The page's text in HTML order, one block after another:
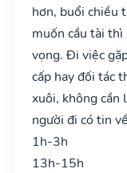
hơn, buổi chiều
muốn cầu tài
vọng. Đi việc
cấp hay đối tác
xuôi, không cần
người đi có tin
1h-3h
13h-15h